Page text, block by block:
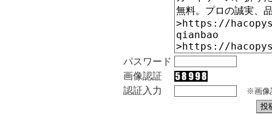
パスワード
画像認証
認証入力
※画像